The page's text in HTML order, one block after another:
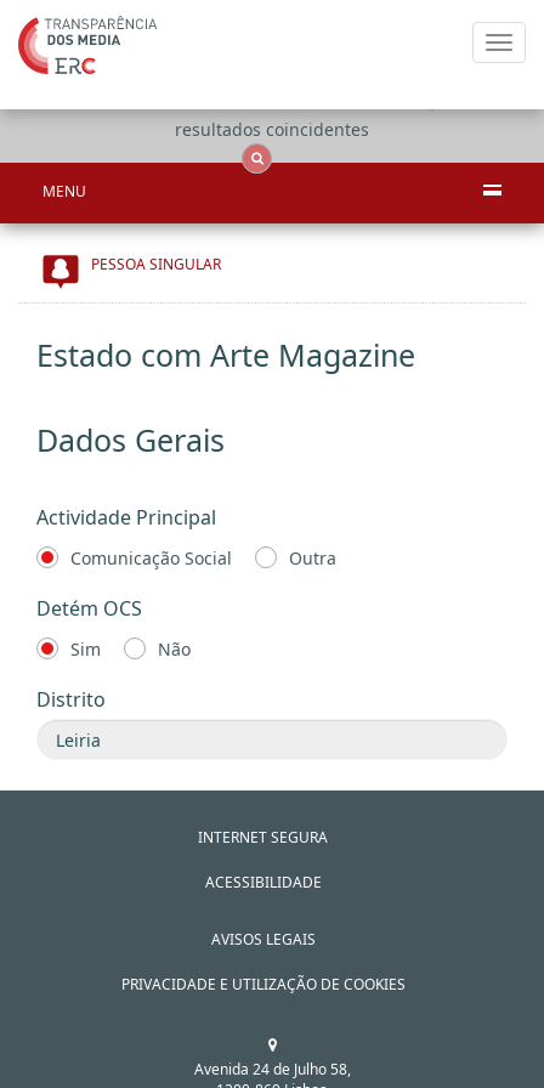
resultados coincidentes
MENU
PESSOA SINGULAR
Estado com Arte Magazine
Dados Gerais
Actividade Principal
Comunicação Social Outra
Detém OCS
Sim Não
Distrito
INTERNET SEGURA
ACESSIBILIDADE
AVISOS LEGAIS
PRIVACIDADE E UTILIZAÇÃO DE COOKIES
Avenida 24 de Julho 58,